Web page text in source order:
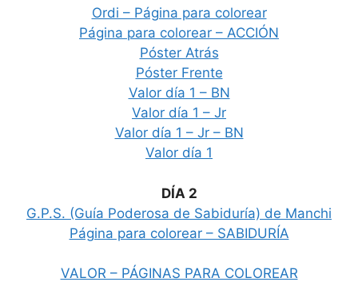
Ordi – Página para colorear
Página para colorear – ACCIÓN
Póster Atrás
Póster Frente
Valor día 1 – BN
Valor día 1 – Jr
Valor día 1 – Jr – BN
Valor día 1
DÍA 2
G.P.S. (Guía Poderosa de Sabiduría) de Manchi
Página para colorear – SABIDURÍA
VALOR – PÁGINAS PARA COLOREAR